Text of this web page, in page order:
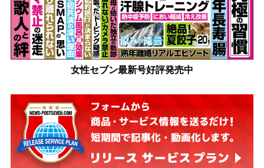
女性セブン最新号好評発売中